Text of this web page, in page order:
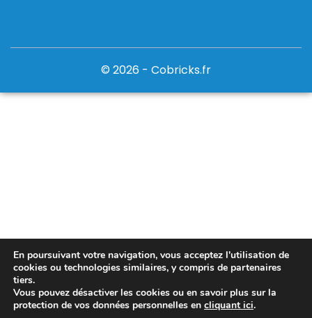
© 2026 - Cobricks.fr
En poursuivant votre navigation, vous acceptez l'utilisation de
cookies ou technologies similaires, y compris de partenaires
tiers.
Vous pouvez désactiver les cookies ou en savoir plus sur la
protection de vos données personnelles en cliquant ici.